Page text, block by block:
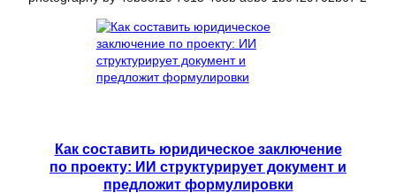
Как составить юридическое заключение
по проекту: ИИ структурирует документ и
предложит формулировки